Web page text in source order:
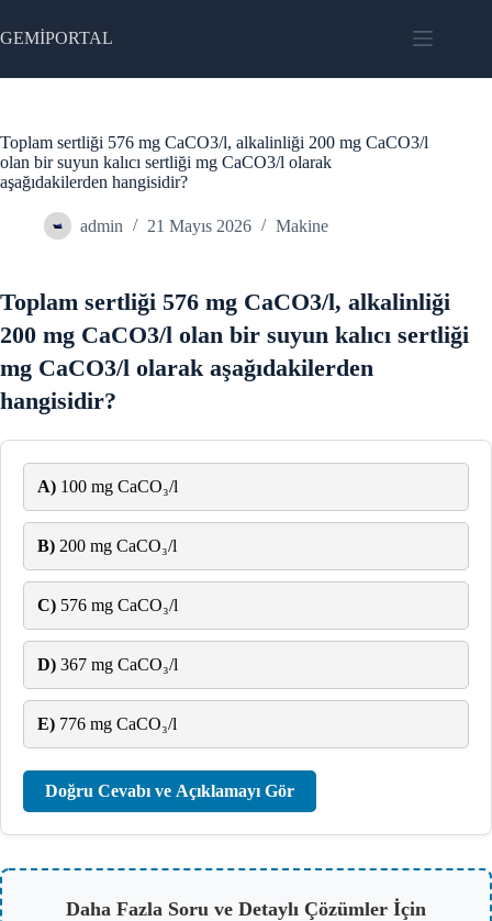
to
content
GEMİPORTAL
Toplam sertliği 576 mg CaCO3/l, alkalinliği 200 mg CaCO3/l
olan bir suyun kalıcı sertliği mg CaCO3/l olarak
aşağıdakilerden hangisidir?
admin 21 Mayıs 2026 Makine
Toplam sertliği 576 mg CaCO3/l, alkalinliği
200 mg CaCO3/l olan bir suyun kalıcı sertliği
mg CaCO3/l olarak aşağıdakilerden
hangisidir?
A) 100 mg CaCO₃/l
B) 200 mg CaCO₃/l
C) 576 mg CaCO₃/l
D) 367 mg CaCO₃/l
E) 776 mg CaCO₃/l
Doğru Cevabı ve Açıklamayı Gör
Daha Fazla Soru ve Detaylı Çözümler İçin